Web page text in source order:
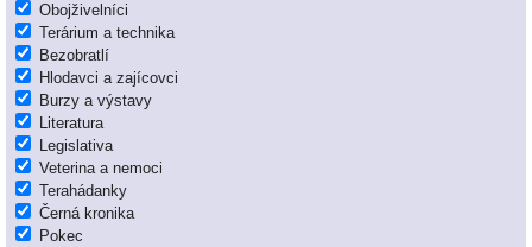
Obojživelníci
Terárium a technika
Bezobratlí
Hlodavci a zajícovci
Burzy a výstavy
Literatura
Legislativa
Veterina a nemoci
Terahádanky
Černá kronika
Pokec